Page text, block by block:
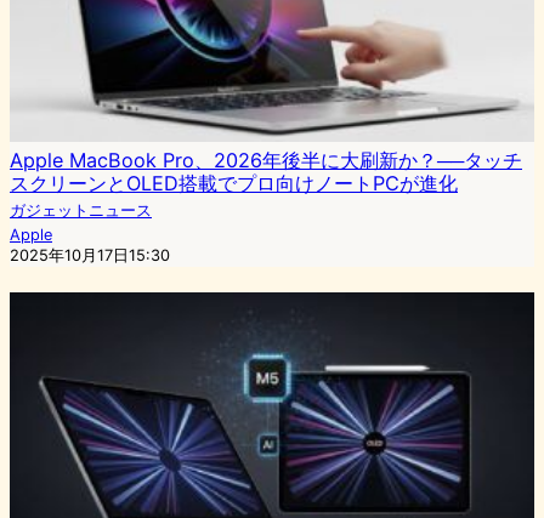
Apple MacBook Pro、2026年後半に大刷新か？──タッチ
スクリーンとOLED搭載でプロ向けノートPCが進化
ガジェットニュース
Apple
2025年10月17日15:30